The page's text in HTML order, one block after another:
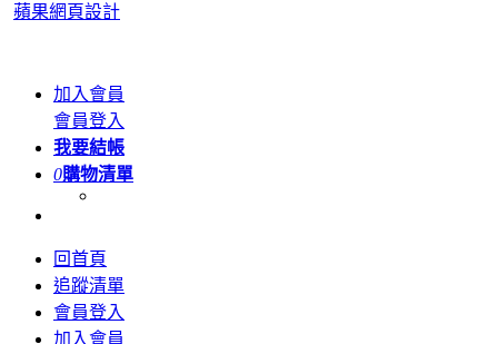
蘋果網頁設計
加入會員
會員登入
我要結帳
0購物清單
回首頁
追蹤清單
會員登入
加入會員